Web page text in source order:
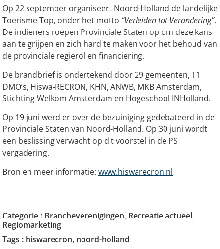
Op 22 september organiseert Noord-Holland de landelijke
Toerisme Top, onder het motto “Verleiden tot Verandering”.
De indieners roepen Provinciale Staten op om deze kans
aan te grijpen en zich hard te maken voor het behoud van
de provinciale regierol en financiering.
De brandbrief is ondertekend door 29 gemeenten, 11
DMO’s, Hiswa-RECRON, KHN, ANWB, MKB Amsterdam,
Stichting Welkom Amsterdam en Hogeschool INHolland.
Op 19 juni werd er over de bezuiniging gedebateerd in de
Provinciale Staten van Noord-Holland. Op 30 juni wordt
een beslissing verwacht op dit voorstel in de PS
vergadering.
Bron en meer informatie: www.hiswarecron.nl
Categorie : Brancheverenigingen, Recreatie actueel,
Regiomarketing
Tags : hiswarecron, noord-holland